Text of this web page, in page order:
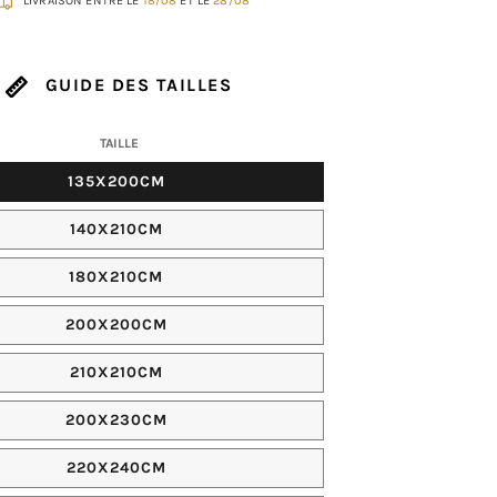
GUIDE DES TAILLES
TAILLE
135X200CM
140X210CM
180X210CM
200X200CM
210X210CM
200X230CM
220X240CM